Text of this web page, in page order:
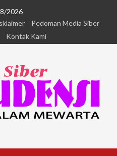
2026
Pedoman Media Siber
Kontak Kami